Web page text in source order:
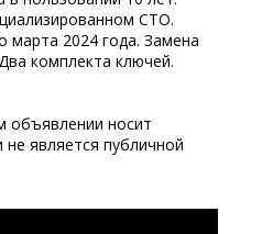
СТО.
марта 2024 года. Замена
комплекта ключей.
объявлении носит
является публичной